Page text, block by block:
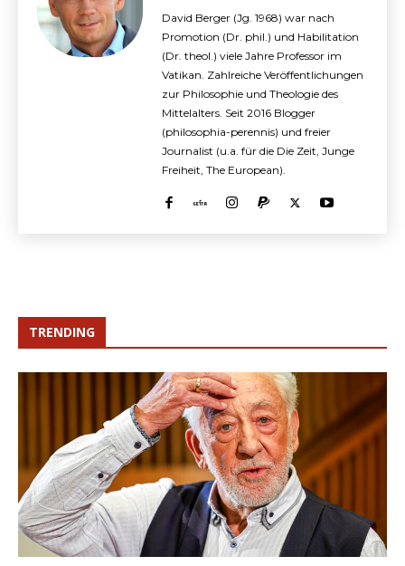
David Berger (Jg. 1968) war nach
Promotion (Dr. phil.) und Habilitation
(Dr. theol.) viele Jahre Professor im
Vatikan. Zahlreiche Veröffentlichungen
zur Philosophie und Theologie des
Mittelalters. Seit 2016 Blogger
(philosophia-perennis) und freier
Journalist (u.a. für die Die Zeit, Junge
Freiheit, The European).
TRENDING